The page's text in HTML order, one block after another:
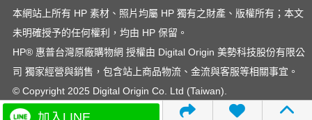
環保標章HP LaserJet Pro MFP M428fdn
DesignJet T650 M155 HP OfficeJet 3830驅動程式
EliteBook rmn hsn 141c-4 222A
Smart Tank 725 15-fd 雷射印表機
本網站上所有 HP 素材、照片均屬 HP 獨有之財產、版權所有；本文
未明確授予的任何權利，均由 HP 保留。
HP® 惠普台灣原廠購物網 授權由 Digital Origin 美勢科技股份有限公
司 獨家經營與銷售，包含站上商品物流、金流與客服等相關事宜。
© Copyright 2025 Digital Origin Co. Ltd (Taiwan).
加入LINE